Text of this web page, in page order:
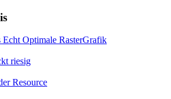
Optimale RasterGrafik
riesig
Resource